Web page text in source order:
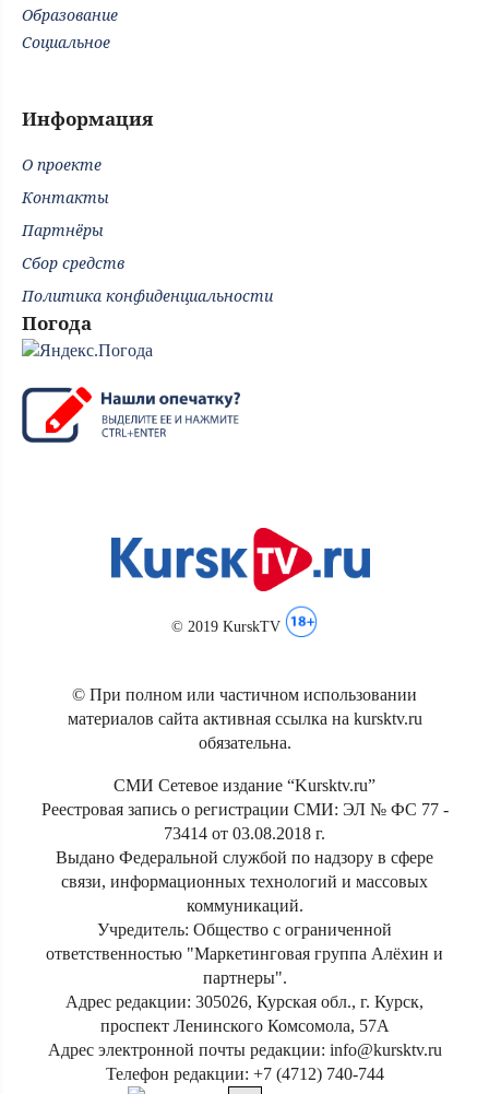
Образование
Социальное
Информация
О проекте
Контакты
Партнёры
Сбор средств
Политика конфиденциальности
Погода
© 2019 KurskTV
© При полном или частичном использовании
материалов сайта активная ссылка на kursktv.ru
обязательна.
СМИ Сетевое издание “Kursktv.ru”
Реестровая запись о регистрации СМИ: ЭЛ № ФС 77 -
73414 от 03.08.2018 г.
Выдано Федеральной службой по надзору в сфере
связи, информационных технологий и массовых
коммуникаций.
Учредитель: Общество с ограниченной
ответственностью "Маркетинговая группа Алёхин и
партнеры".
Адрес редакции: 305026, Курская обл., г. Курск,
проспект Ленинского Комсомола, 57А
Адрес электронной почты редакции: info@kursktv.ru
Телефон редакции: +7 (4712) 740-744